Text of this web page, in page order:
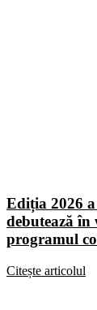
Ediția 2026
debutează în
programul
Citește articolul